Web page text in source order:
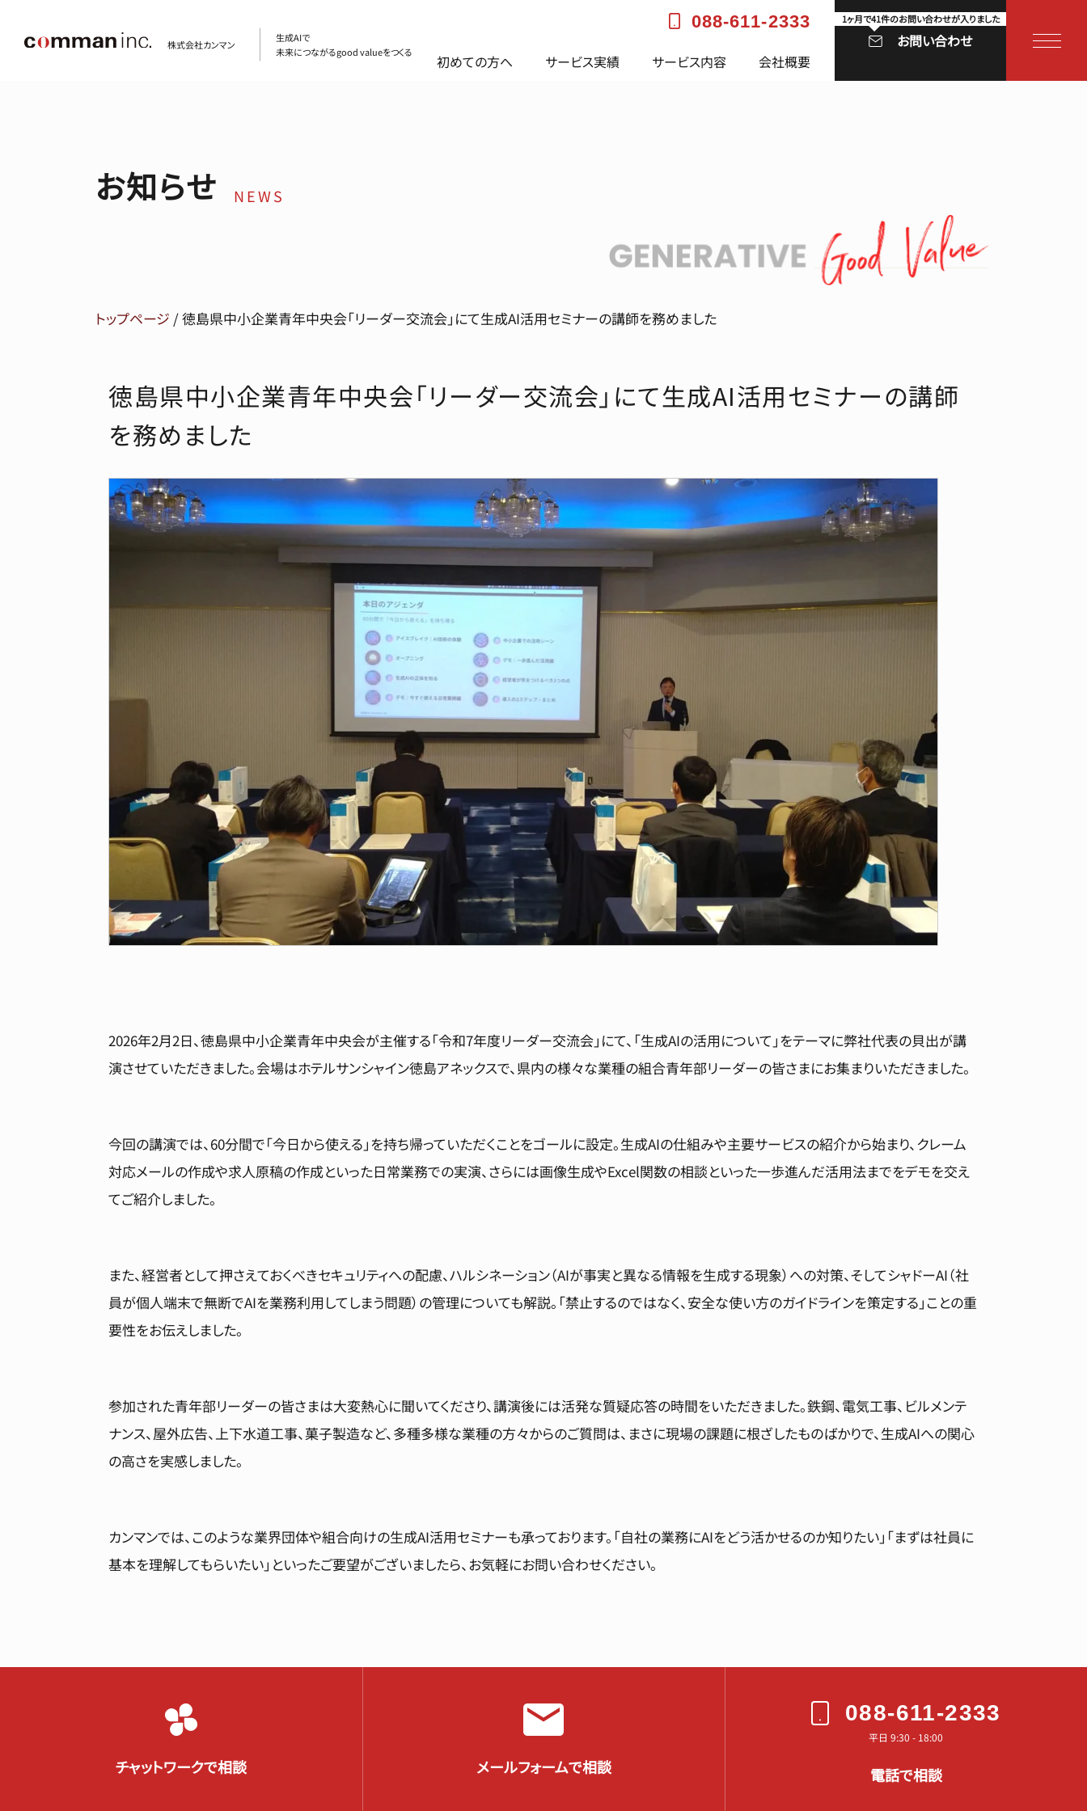
株式会社カンマン
生成AIで
未来につながるgood valueをつくる
088-611-2333
初めての方へ サービス実績 サービス内容 会社概要
お問い合わせ
お知らせ NEWS
トップページ /徳島県中小企業青年中央会「リーダー交流会」にて生成AI活用セミナーの講師を務めました
徳島県中小企業青年中央会「リーダー交流会」にて生成AI活用セミナーの講師
を務めました
2026年2月2日、徳島県中小企業青年中央会が主催する「令和7年度リーダー交流会」にて、「生成AIの活用について」をテーマに弊社代表の貝出が講
演させていただきました。会場はホテルサンシャイン徳島アネックスで、県内の様々な業種の組合青年部リーダーの皆さまにお集まりいただきました。
今回の講演では、60分間で「今日から使える」を持ち帰っていただくことをゴールに設定。生成AIの仕組みや主要サービスの紹介から始まり、クレーム
対応メールの作成や求人原稿の作成といった日常業務での実演、さらには画像生成やExcel関数の相談といった一歩進んだ活用法までをデモを交え
てご紹介しました。
また、経営者として押さえておくべきセキュリティへの配慮、ハルシネーション（AIが事実と異なる情報を生成する現象）への対策、そしてシャドーAI（社
員が個人端末で無断でAIを業務利用してしまう問題）の管理についても解説。「禁止するのではなく、安全な使い方のガイドラインを策定する」ことの重
要性をお伝えしました。
参加された青年部リーダーの皆さまは大変熱心に聞いてくださり、講演後には活発な質疑応答の時間をいただきました。鉄鋼、電気工事、ビルメンテ
ナンス、屋外広告、上下水道工事、菓子製造など、多種多様な業種の方々からのご質問は、まさに現場の課題に根ざしたものばかりで、生成AIへの関心
の高さを実感しました。
カンマンでは、このような業界団体や組合向けの生成AI活用セミナーも承っております。「自社の業務にAIをどう活かせるのか知りたい」「まずは社員に
基本を理解してもらいたい」といったご要望がございましたら、お気軽にお問い合わせください。
チャットワークで相談 メールフォームで相談
088-611-2333
平日 9:30 - 18:00
電話で相談